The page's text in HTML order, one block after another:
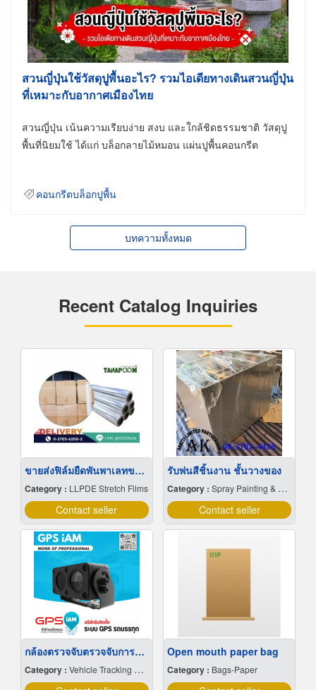
สวนญี่ปุ่นใช้วัสดุปูพื้นอะไร? รวมไอเดียทางเดินสวนญี่ปุ่น
ที่เหมาะกับอากาศเมืองไทย
สวนญี่ปุ่น เน้นความเรียบง่าย สงบ และใกล้ชิดธรรมชาติ วัสดุปู
พื้นที่นิยมใช้ ได้แก่ บล็อกลายไม้หมอน แผ่นปูพื้นคอนกรีต
คอนกรีตบล็อกปูพื้น
บทความทั้งหมด
Recent Catalog Inquiries
ขายส่งฟิล์มยืดพันพาเลทขนาดพันด้วยมือ Hand wrap
Category : LLPDE Stretch Films
Contact seller
รับพ่นสีชิ้นงาน ชั้นวางของ
Category : Spray Painting & Finishing
Contact seller
กล้องตรวจจับตรวจจับการหลับใน
Category : Vehicle Tracking System
Open mouth paper bag
Category : Bags-Paper